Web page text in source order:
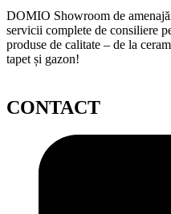
DOMIO Showroom de
servicii complete de consiliere
produse de calitate – de la
tapet și gazon!
CONTACT